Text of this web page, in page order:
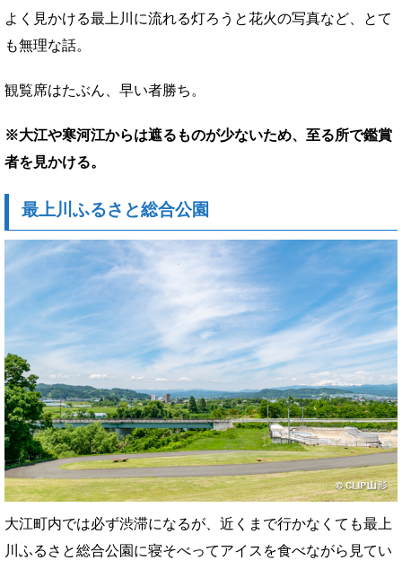
よく見かける最上川に流れる灯ろうと花火の写真など、とて
も無理な話。
観覧席はたぶん、早い者勝ち。
※大江や寒河江からは遮るものが少ないため、至る所で鑑賞
者を見かける。
最上川ふるさと総合公園
大江町内では必ず渋滞になるが、近くまで行かなくても最上
川ふるさと総合公園に寝そべってアイスを食べながら見てい